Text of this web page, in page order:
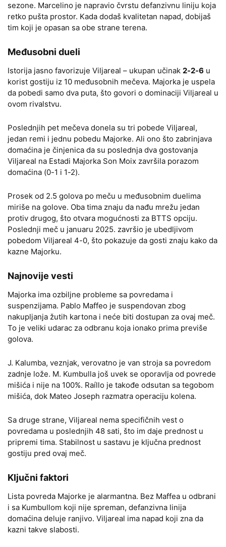
sezone. Marcelino je napravio čvrstu defanzivnu liniju koja
retko pušta prostor. Kada dodaš kvalitetan napad, dobijaš
tim koji je opasan sa obe strane terena.
Međusobni dueli
Istorija jasno favorizuje Viljareal – ukupan učinak 2-2-6 u
korist gostiju iz 10 međusobnih mečeva. Majorka je uspela
da pobedi samo dva puta, što govori o dominaciji Viljareal u
ovom rivalstvu.
Poslednjih pet mečeva donela su tri pobede Viljareal,
jedan remi i jednu pobedu Majorke. Ali ono što zabrinjava
domaćina je činjenica da su poslednja dva gostovanja
Viljareal na Estadi Majorka Son Moix završila porazom
domaćina (0-1 i 1-2).
Prosek od 2.5 golova po meču u međusobnim duelima
miriše na golove. Oba tima znaju da nađu mrežu jedan
protiv drugog, što otvara mogućnosti za BTTS opciju.
Poslednji meč u januaru 2025. završio je ubedljivom
pobedom Viljareal 4-0, što pokazuje da gosti znaju kako da
kazne Majorku.
Najnovije vesti
Majorka ima ozbiljne probleme sa povredama i
suspenzijama. Pablo Maffeo je suspendovan zbog
nakupljanja žutih kartona i neće biti dostupan za ovaj meč.
To je veliki udarac za odbranu koja ionako prima previše
golova.
J. Kalumba, veznjak, verovatno je van stroja sa povredom
zadnje lože. M. Kumbulla još uvek se oporavlja od povrede
mišića i nije na 100%. Raíllo je takođe odsutan sa tegobom
mišića, dok Mateo Joseph razmatra operaciju kolena.
Sa druge strane, Viljareal nema specifičnih vest o
povredama u poslednjih 48 sati, što im daje prednost u
pripremi tima. Stabilnost u sastavu je ključna prednost
gostiju pred ovaj meč.
Ključni faktori
Lista povreda Majorke je alarmantna. Bez Maffea u odbrani
i sa Kumbullom koji nije spreman, defanzivna linija
domaćina deluje ranjivo. Viljareal ima napad koji zna da
kazni takve slabosti.